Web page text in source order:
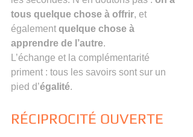
tous quelque chose à offrir, et
également quelque chose à
apprendre de l’autre.
L’échange et la complémentarité
priment : tous les savoirs sont sur un
pied d’égalité.
RÉCIPROCITÉ OUVERTE